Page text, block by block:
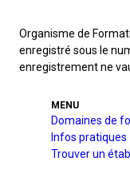
Organisme de
enregistré sous le
enregistrement ne
MENU
Domaines de
Infos pratiques
Trouver un